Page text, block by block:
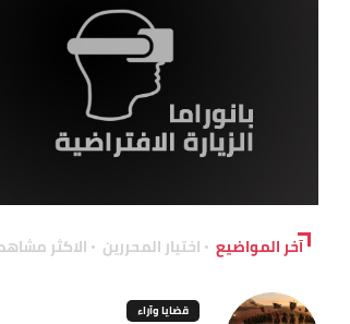
آخر المواضيع اختيار المحررين الاكثر
قضايا وآراء